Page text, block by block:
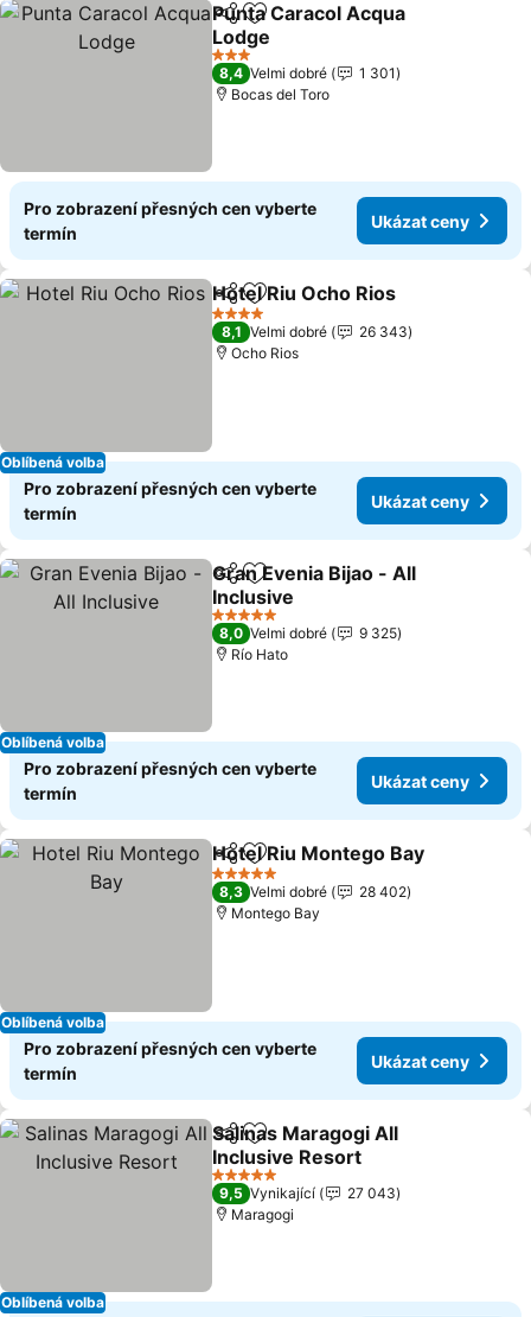
SdíletPřidat na seznam oblíbených
Punta Caracol Acqua
Lodge
3 Počet hvězdiček
8,4 Velmi dobré
1 301
Bocas del Toro
Pro zobrazení přesných cen vyberte
termín
Ukázat ceny
Oblíbená volba
SdíletPřidat na seznam oblíbených
Hotel Riu Ocho Rios
4 Počet hvězdiček
8,1 Velmi dobré
26 343
Ocho Rios
Pro zobrazení přesných cen vyberte
termín
Ukázat ceny
Oblíbená volba
SdíletPřidat na seznam oblíbených
Gran Evenia Bijao - All
Inclusive
5 Počet hvězdiček
8,0 Velmi dobré
9 325
Río Hato
Pro zobrazení přesných cen vyberte
termín
Ukázat ceny
Oblíbená volba
SdíletPřidat na seznam oblíbených
Hotel Riu Montego Bay
5 Počet hvězdiček
8,3 Velmi dobré
28 402
Montego Bay
Pro zobrazení přesných cen vyberte
termín
Ukázat ceny
Oblíbená volba
SdíletPřidat na seznam oblíbených
Salinas Maragogi All
Inclusive Resort
5 Počet hvězdiček
9,5 Vynikající
27 043
Maragogi